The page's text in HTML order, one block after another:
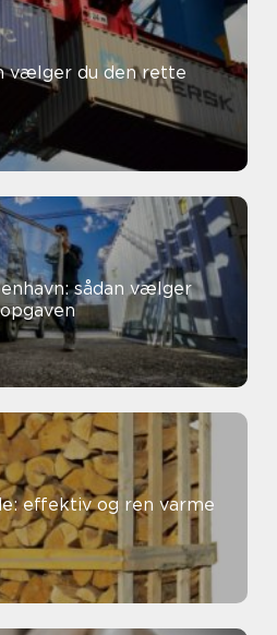
vælger du den rette
sådan vælger
effektiv og ren varme